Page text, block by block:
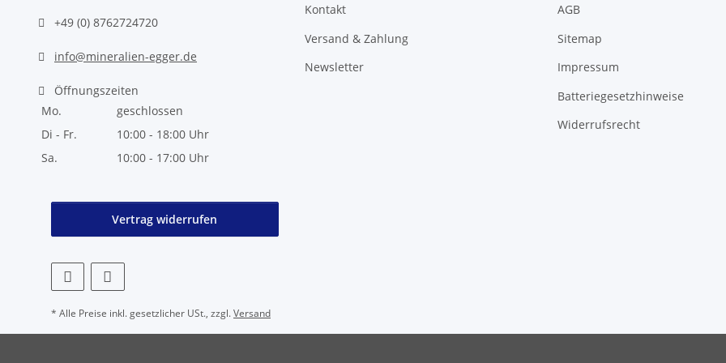
+49 (0) 8762724720
info@mineralien-egger.de
Öffnungszeiten
Mo.
geschlossen
Di - Fr.
10:00 - 18:00 Uhr
Sa.
10:00 - 17:00 Uhr
Kontakt
Versand & Zahlung
Newsletter
AGB
Sitemap
Impressum
Batteriegesetzhinweise
Widerrufsrecht
Vertrag widerrufen
* Alle Preise inkl. gesetzlicher USt., zzgl.Versand